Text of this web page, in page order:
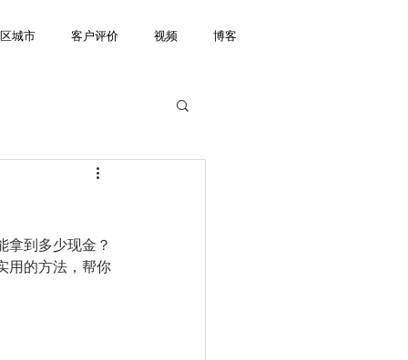
城市 客户评价 视频 博客
拿到多少现金？
用的方法，帮你